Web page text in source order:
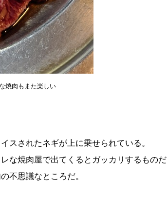
焼肉もまた楽しい
スされたネギが上に乗せられている。
な焼肉屋で出てくるとガッカリするものだ
不思議なところだ。